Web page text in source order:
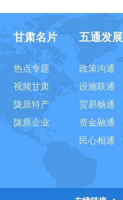
甘肃名片
热点专题
视频甘肃
陇原特产
陇原企业
五通发展
政策沟通
设施联通
贸易畅通
资金融通
民心相通